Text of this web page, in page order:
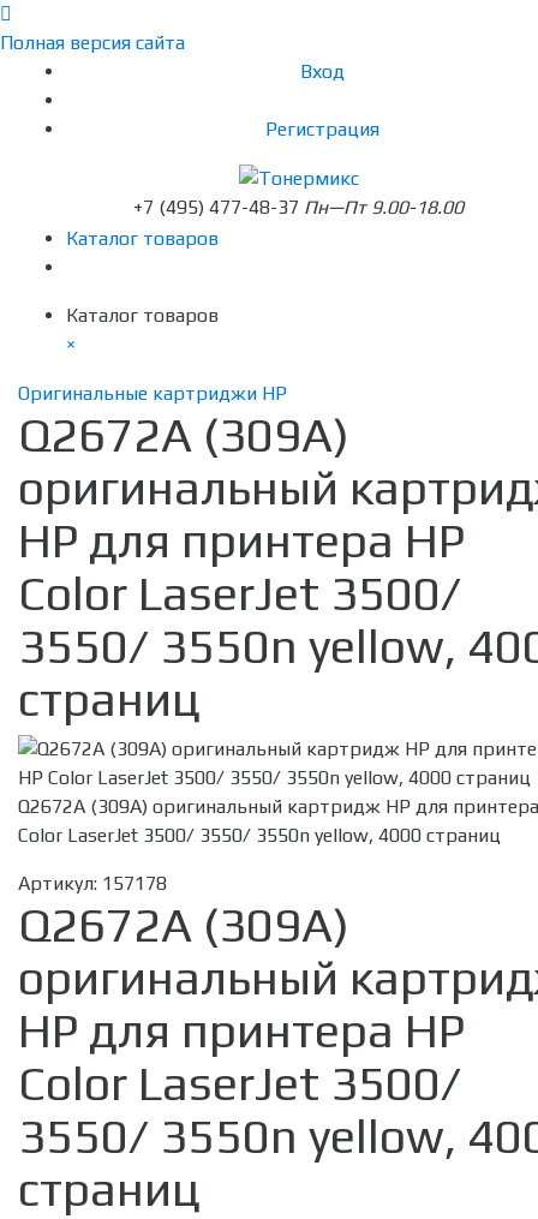
Полная версия сайта
Вход
Регистрация
+7 (495) 477-48-37 Пн—Пт 9.00-18.00
Каталог товаров
Каталог товаров
×
Оригинальные картриджи HP
Q2672A (309A)
оригинальный
HP для принтера HP
Color LaserJet 3500/
3550/ 3550n yellow,
страниц
Q2672A (309A) оригинальный картридж HP для
Color LaserJet 3500/ 3550/ 3550n yellow, 4000 страниц
Артикул: 157178
Q2672A (309A)
оригинальный
HP для принтера HP
Color LaserJet 3500/
3550/ 3550n yellow,
страниц